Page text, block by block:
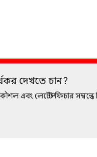
দেখতে চান?
এবং লেটেস্ট ফিচার